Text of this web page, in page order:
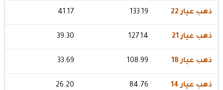
ذهب عيار 22 133.19
41.17
ذهب عيار 21 127.14
39.30
ذهب عيار 18 108.99
33.69
ذهب عيار 14 84.76
26.20